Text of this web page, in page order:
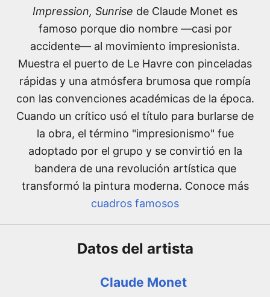
Impression, Sunrise de Claude Monet es
famoso porque dio nombre —casi por
accidente— al movimiento impresionista.
Muestra el puerto de Le Havre con pinceladas
rápidas y una atmósfera brumosa que rompía
con las convenciones académicas de la época.
Cuando un crítico usó el título para burlarse de
la obra, el término "impresionismo" fue
adoptado por el grupo y se convirtió en la
bandera de una revolución artística que
transformó la pintura moderna. Conoce más
cuadros famosos
Datos del artista
Claude Monet